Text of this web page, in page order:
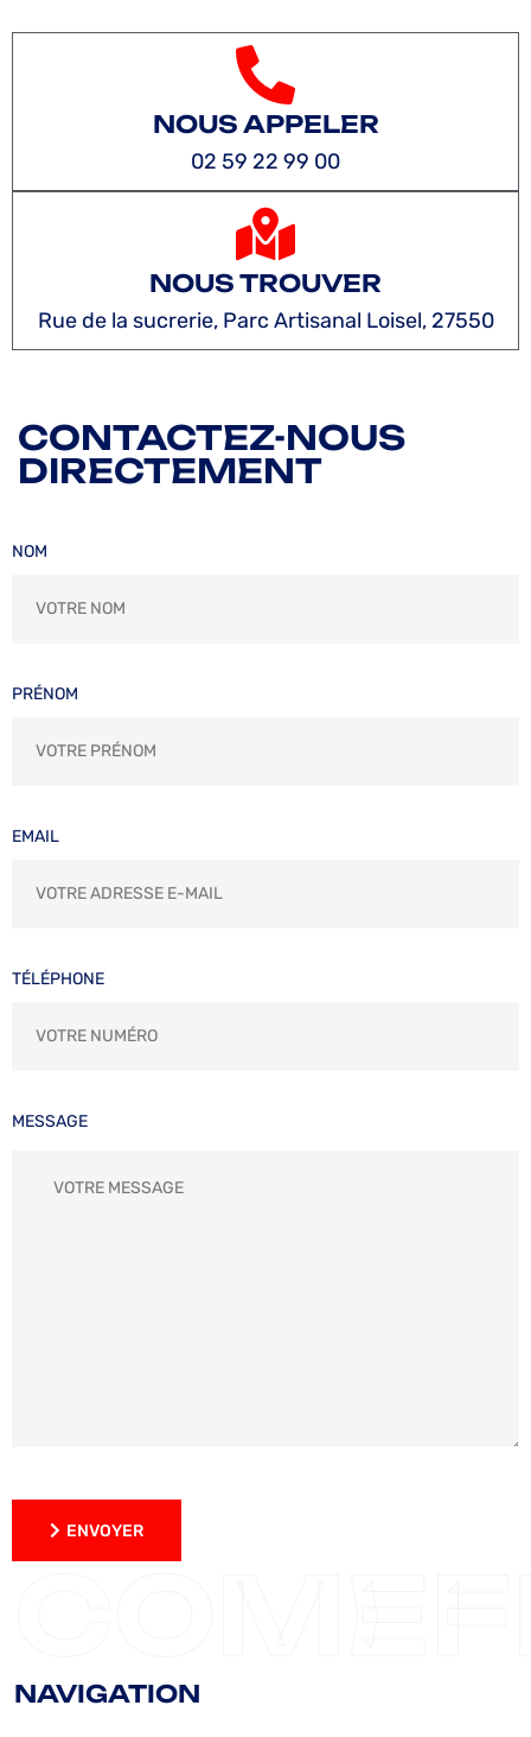
NOUS APPELER
02 59 22 99 00
NOUS TROUVER
Rue de la sucrerie, Parc Artisanal Loisel, 27550
CONTACTEZ-NOUS
DIRECTEMENT
NOM
PRÉNOM
EMAIL
TÉLÉPHONE
MESSAGE
ENVOYER
NAVIGATION